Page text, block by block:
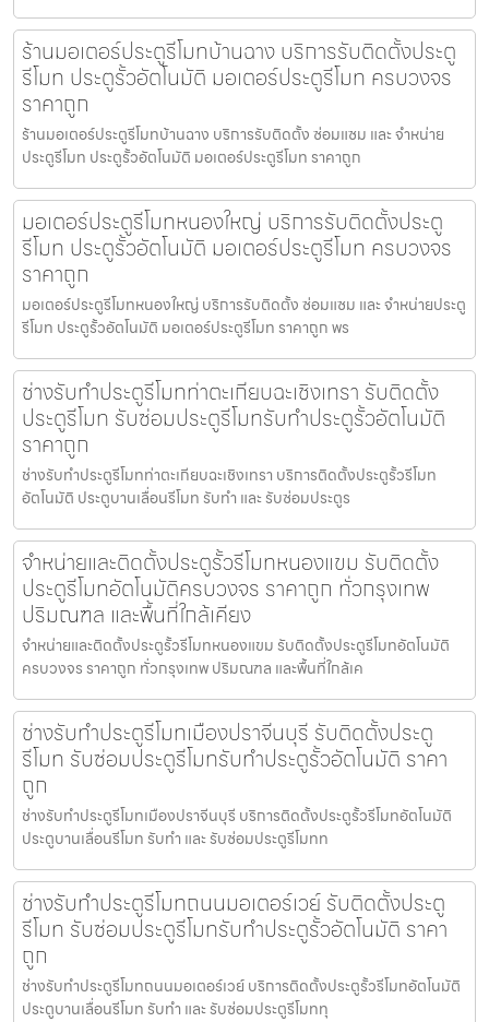
ร้านมอเตอร์ประตูรีโมทบ้านฉาง บริการรับติดตั้งประตู
รีโมท ประตูรั้วอัตโนมัติ มอเตอร์ประตูรีโมท ครบวงจร
ราคาถูก
ร้านมอเตอร์ประตูรีโมทบ้านฉาง บริการรับติดตั้ง ซ่อมแซม และ จำหน่าย
ประตูรีโมท ประตูรั้วอัตโนมัติ มอเตอร์ประตูรีโมท ราคาถูก
มอเตอร์ประตูรีโมทหนองใหญ่ บริการรับติดตั้งประตู
รีโมท ประตูรั้วอัตโนมัติ มอเตอร์ประตูรีโมท ครบวงจร
ราคาถูก
มอเตอร์ประตูรีโมทหนองใหญ่ บริการรับติดตั้ง ซ่อมแซม และ จำหน่ายประตู
รีโมท ประตูรั้วอัตโนมัติ มอเตอร์ประตูรีโมท ราคาถูก พร
ช่างรับทำประตูรีโมทท่าตะเกียบฉะเชิงเทรา รับติดตั้ง
ประตูรีโมท รับซ่อมประตูรีโมทรับทำประตูรั้วอัตโนมัติ
ราคาถูก
ช่างรับทำประตูรีโมทท่าตะเกียบฉะเชิงเทรา บริการติดตั้งประตูรั้วรีโมท
อัตโนมัติ ประตูบานเลื่อนรีโมท รับทำ และ รับซ่อมประตูร
จำหน่ายและติดตั้งประตูรั้วรีโมทหนองแขม รับติดตั้ง
ประตูรีโมทอัตโนมัติครบวงจร ราคาถูก ทั่วกรุงเทพ
ปริมณฑล และพื้นที่ใกล้เคียง
จำหน่ายและติดตั้งประตูรั้วรีโมทหนองแขม รับติดตั้งประตูรีโมทอัตโนมัติ
ครบวงจร ราคาถูก ทั่วกรุงเทพ ปริมณฑล และพื้นที่ใกล้เค
ช่างรับทำประตูรีโมทเมืองปราจีนบุรี รับติดตั้งประตู
รีโมท รับซ่อมประตูรีโมทรับทำประตูรั้วอัตโนมัติ ราคา
ถูก
ช่างรับทำประตูรีโมทเมืองปราจีนบุรี บริการติดตั้งประตูรั้วรีโมทอัตโนมัติ
ประตูบานเลื่อนรีโมท รับทำ และ รับซ่อมประตูรีโมทท
ช่างรับทำประตูรีโมทถนนมอเตอร์เวย์ รับติดตั้งประตู
รีโมท รับซ่อมประตูรีโมทรับทำประตูรั้วอัตโนมัติ ราคา
ถูก
ช่างรับทำประตูรีโมทถนนมอเตอร์เวย์ บริการติดตั้งประตูรั้วรีโมทอัตโนมัติ
ประตูบานเลื่อนรีโมท รับทำ และ รับซ่อมประตูรีโมททุ